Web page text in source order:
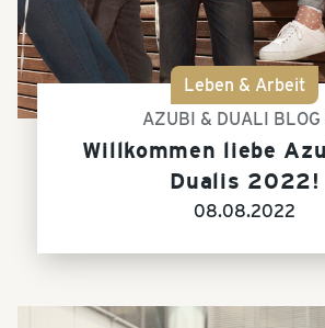
Leben & Arbeit
AZUBI & DUALI BLOG
Willkommen liebe
Dualis 2022!
08.08.2022